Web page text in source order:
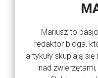
Mariusz to
redaktor bloga,
artykuły skupiają
nad